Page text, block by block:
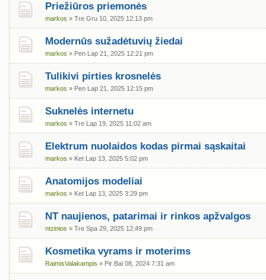
Priežiūros priemonės
markos » Tre Gru 10, 2025 12:13 pm
Modernūs sužadėtuvių žiedai
markos » Pen Lap 21, 2025 12:21 pm
Tulikivi pirties krosnelės
markos » Pen Lap 21, 2025 12:15 pm
Suknelės internetu
markos » Tre Lap 19, 2025 11:02 am
Elektrum nuolaidos kodas pirmai sąskaitai
markos » Ket Lap 13, 2025 5:02 pm
Anatomijos modeliai
markos » Ket Lap 13, 2025 3:29 pm
NT naujienos, patarimai ir rinkos apžvalgos
ntzinios » Tre Spa 29, 2025 12:49 pm
Kosmetika vyrams ir moterims
RaimisValakampis » Pir Bal 08, 2024 7:31 am